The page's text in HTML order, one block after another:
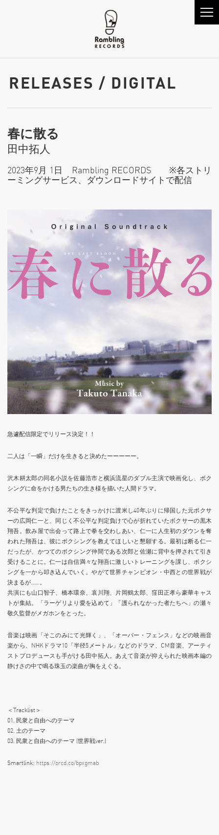
RELEASES / DIGITAL
春に散る
田中拓人
2023年9月 1日 Rambling RECORDS ※各ストリ
ーミングサービス、ダウンロードサイトで配信
急遽配信限定でリリース決定！！
二人は「一瞬」だけを生きると決めたーーーーー。
沢木耕太郎の同名小説を佐藤浩市と横浜流星のダブル主演で映画化し、ボク
シングに命をかける男たちの生き様を描いた人間ドラマ。
不公平な判定で負けたことをきっかけに渡米し40年ぶりに帰国した元ボクサ
ーの広岡仁一と、同じく不公平な判定負けで心が折れていたボクサーの黒木
翔吾。飲み屋で出会って路上で拳を交わしあい、仁一に人生初のダウンを奪
われた翔吾は、彼にボクシングを教えてほしいと懇願する。最初は断る仁一
だったが、かつてのボクシング仲間である次郎と佐瀬に背中を押されて引き
受けることに。仁一は自信満々な翔吾に激しいトレーニングを課し、ボクシ
ングを一から叩き込んでいく。やがて世界チャンピオン・中西との世界戦が
決まるが……。
共演にも山口智子、橋本環奈、哀川翔、片岡鶴太郎、窪田正孝ら豪華キャス
トが集結。「ラーゲリより愛を込めて」「護られなかった者たちへ」の瀬々
敬久監督がメガホンをとった。
音楽は映画「そこのみにて光輝く」、「オーバー・フェンス」などの映画音
楽から、NHKドラマ10「半径5メートル」などのドラマ、CM音楽、アーティ
ストプロデュースも手がける田中拓人。あえて音楽が抑えられた映画本編の
静けさの中で鳴る珠玉の楽曲が胸をえぐる。
＜Tracklist＞
01. 民衆と自由へのテーマ
02. 土のテーマ
03. 民衆と自由へのテーマ (世界戦ver.)
Smartlink: https://orcd.co/bpxgmab